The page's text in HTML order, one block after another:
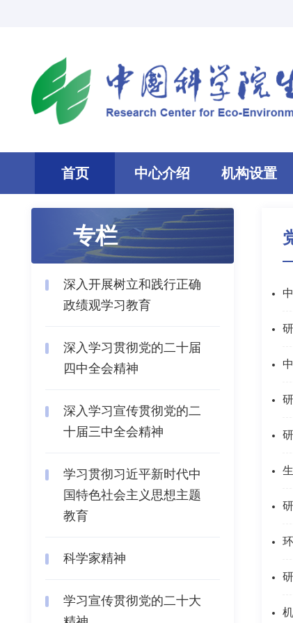
首页 中心介绍 机构设置
专栏
深入开展树立和践行正确
政绩观学习教育
深入学习贯彻党的二十届
四中全会精神
深入学习宣传贯彻党的二
十届三中全会精神
学习贯彻习近平新时代中
国特色社会主义思想主题
教育
科学家精神
学习宣传贯彻党的二十大